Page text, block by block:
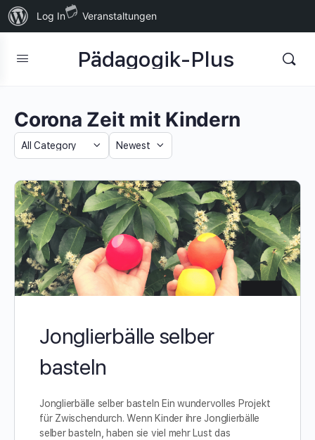
Über
WordPress
Log In Veranstaltungen
Pädagogik-Plus
Corona Zeit mit Kindern
Category
Sort
Jonglierbälle selber
basteln
Jonglierbälle selber basteln Ein wundervolles Projekt
für Zwischendurch. Wenn Kinder ihre Jonglierbälle
selber basteln, haben sie viel mehr Lust das